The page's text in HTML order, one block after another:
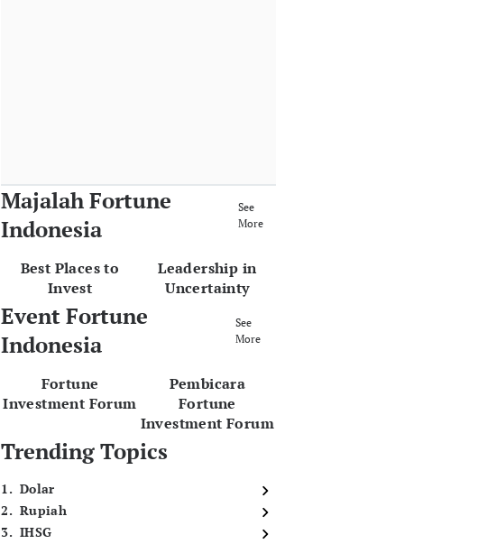
Majalah Fortune
Indonesia
See
More
Best Places to
Invest
Leadership in
Uncertainty
Event Fortune
Indonesia
See
More
Fortune
Investment Forum
Pembicara
Fortune
Investment Forum
Trending Topics
1. Dolar
2. Rupiah
3. IHSG